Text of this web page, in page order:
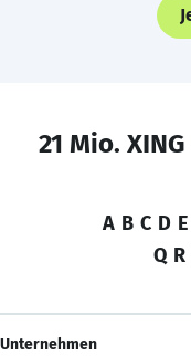
21 Mio.
A B C D E
Q R
Unternehmen